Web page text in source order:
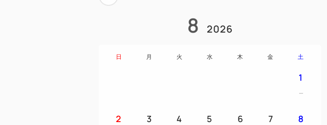
8 2026
日 月 火 水 木 金 土
1
2 3 4 5 6 7 8